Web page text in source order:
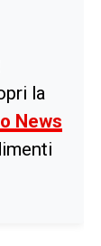
la
News